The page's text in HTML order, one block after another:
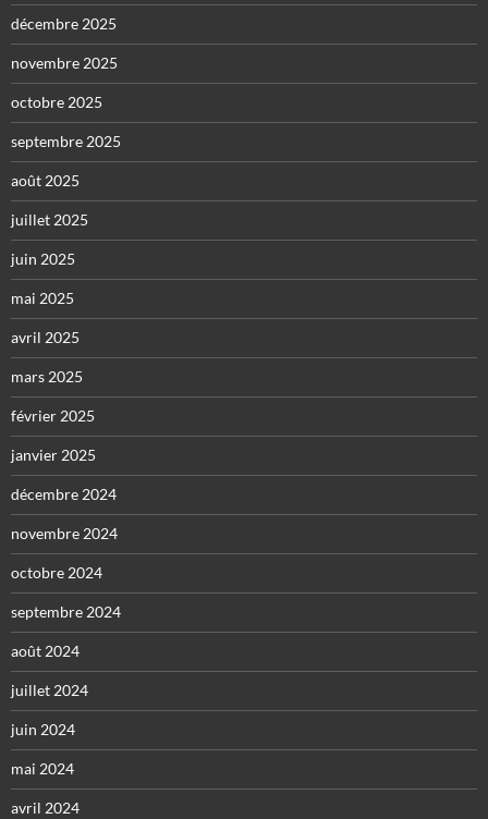
décembre 2025
novembre 2025
octobre 2025
septembre 2025
août 2025
juillet 2025
juin 2025
mai 2025
avril 2025
mars 2025
février 2025
janvier 2025
décembre 2024
novembre 2024
octobre 2024
septembre 2024
août 2024
juillet 2024
juin 2024
mai 2024
avril 2024